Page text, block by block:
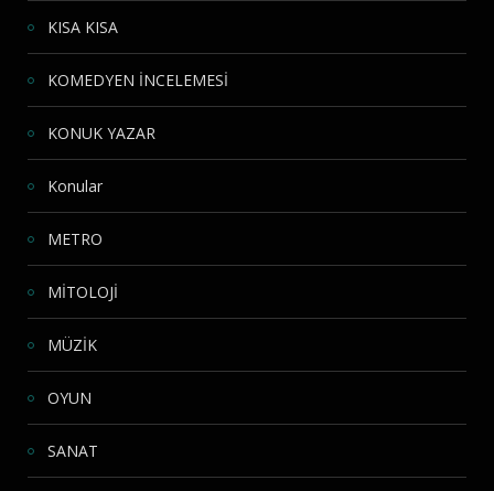
KISA KISA
KOMEDYEN İNCELEMESİ
KONUK YAZAR
Konular
METRO
MİTOLOJİ
MÜZİK
OYUN
SANAT